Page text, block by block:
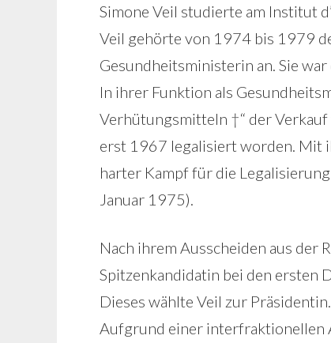
Simone Veil studierte am Institut
Veil gehörte von 1974 bis 1979
Gesundheitsministerin an. Sie
In ihrer Funktion als
Verhütungsmitteln †“ der
erst 1967 legalisiert worden. Mit
harter Kampf für die
Januar 1975).
Nach ihrem Ausscheiden aus der
Spitzenkandidatin bei den ersten
Dieses wählte Veil zur
Aufgrund einer interfraktionellen